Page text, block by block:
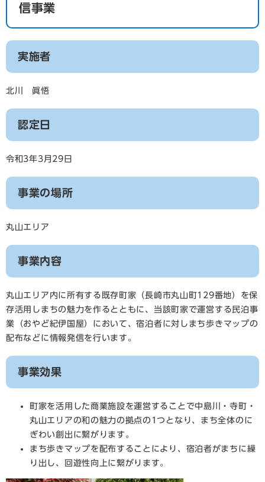
信事業
実施者
北川 眞悟
認定日
令和3年3月29日
事業の場所
丸山エリア
事業内容
丸山エリア内に所有する既存町家（長崎市丸山町129番地）を保
存活用しまちの魅力を作るとともに、当該町家で運営する民泊事
業（おやど紀伊国屋）において、宿泊者に対しまち歩きマップの
配布などに情報発信を行います。
事業効果
町家を活用した商業施設を運営することで中島川・寺町・
丸山エリアの和の魅力の拠点の1つとなり、まち全体のに
ぎわい創出に繋がります。
まち歩きマップを配布することにより、宿泊者がまちに繰
り出し、回遊性向上に繋がります。